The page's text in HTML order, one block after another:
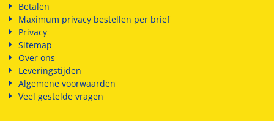
Betalen
Maximum privacy bestellen per brief
Privacy
Sitemap
Over ons
Leveringstijden
Algemene voorwaarden
Veel gestelde vragen